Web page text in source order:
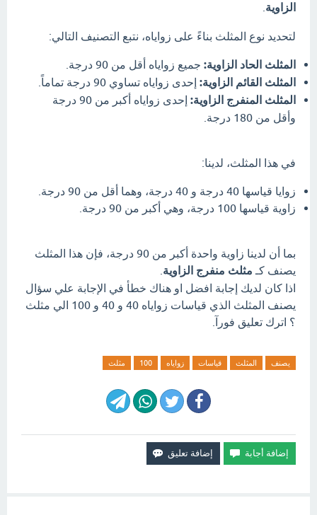
الزاوية
لتحديد نوع المثلث بناءً على زواياه، نتبع التصنيف التالي:
المثلث الحاد الزاوية: جميع زواياه أقل من 90 درجة.
المثلث القائم الزاوية: إحدى زواياه تساوي 90 درجة تماماً.
المثلث المنفرج الزاوية:
إحدى زواياه أكبر من 90 درجة
وأقل من 180 درجة.
في هذا المثلث، لدينا:
زوايا قياسها 40 درجة و 40 درجة، وهما أقل من 90 درجة.
زاوية قياسها 100 درجة، وهي أكبر من 90 درجة.
بما أن لدينا زاوية واحدة أكبر من 90 درجة، فإن هذا المثلث
يصنف كـ مثلث منفرج الزاوية
اذا كان لديك إجابة افضل او هناك خطأ في الإجابة علي سؤال
يصنف المثلث الذي قياسات زواياه 40 و 40 و 100 الي مثلث
؟ اترك تعليق فورآ.
يصنف المثلث قياسات زواياه 100 مثلث